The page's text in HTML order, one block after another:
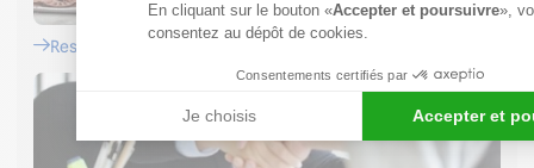
Restaurateurs
En cliquant sur le bouton «Accepter et poursuivre»,
consentez au dépôt de cookies.
Consentements certifiés par
Je choisis Accepter et